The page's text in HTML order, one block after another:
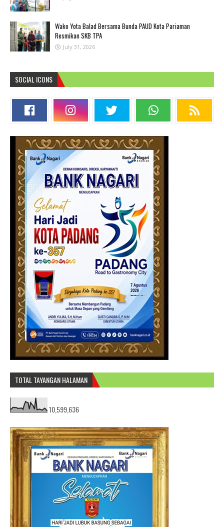
Wako Yota Balad Bersama Bunda PAUD Kota Pariaman
Resmikan SKB TPA
July 31, 2026
SOCIAL ICONS
TOTAL TAYANGAN HALAMAN
10,599,636